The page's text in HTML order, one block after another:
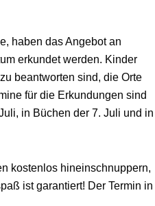
haben das Angebot an
erkundet werden. Kinder
beantworten sind, die Orte
für die Erkundungen sind
in Büchen der 7. Juli und in
kostenlos hineinschnuppern,
ist garantiert! Der Termin in